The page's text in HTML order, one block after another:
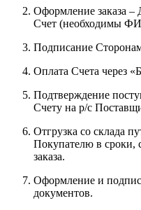
Оформление заказа
Счет (необходимы
Подписание
Оплата Счета через
Подтверждение
Счету на р/с
Отгрузка со склада
Покупателю в сроки,
заказа.
Оформление и
документов.